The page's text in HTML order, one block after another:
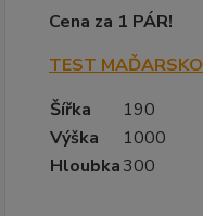
Cena za 1 PÁR!
TEST MAĎARSKO
Šířka
190
Výška
1000
Hloubka300